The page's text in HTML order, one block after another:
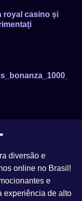
royal casino și
diversão e
online no Brasil!
e
experiência de alto